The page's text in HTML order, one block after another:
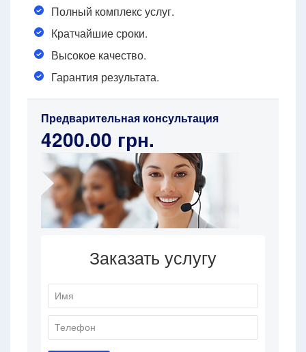
Полный комплекс услуг.
Кратчайшие сроки.
Высокое качество.
Гарантия результата.
Предварительная консультация
4200.00 грн.